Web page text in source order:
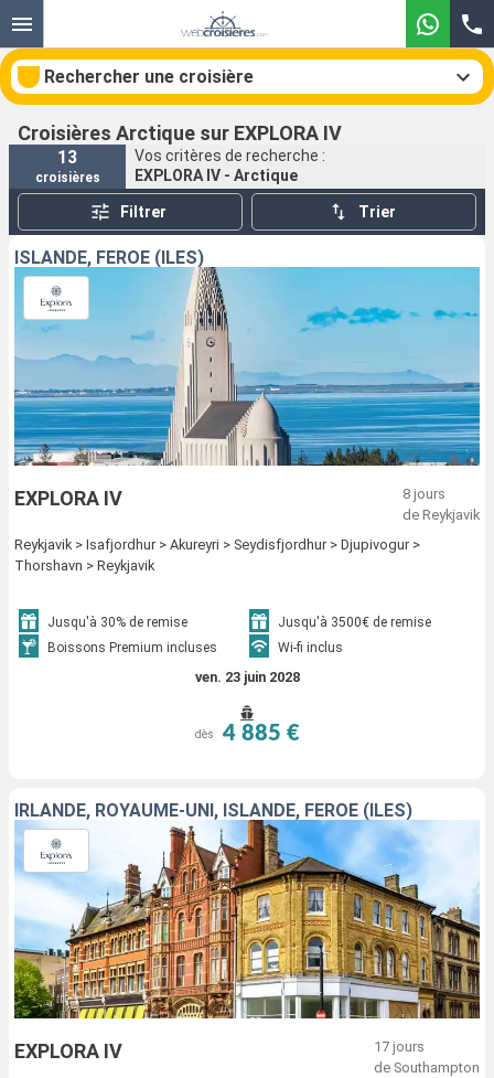
Rechercher une croisière
Nos destinations
Mois de départ
Ports
Rechercher
Croisières Arctique sur EXPLORA IV
13
croisières
Vos critères de recherche :
EXPLORA IV - Arctique
Filtrer Trier
ISLANDE, FÉROÉ (ÎLES)
EXPLORA IV
8 jours
de Reykjavik
Reykjavik > Isafjordhur > Akureyri > Seydisfjordhur > Djupivogur >
Thorshavn > Reykjavik
Jusqu'à 30% de remise
Jusqu'à 3500€ de remise
Boissons Premium incluses
Wi-fi inclus
ven. 23 juin 2028
dès 4 885 €
IRLANDE, ROYAUME-UNI, ISLANDE, FÉROÉ (ÎLES)
EXPLORA IV
17 jours
de Southampton